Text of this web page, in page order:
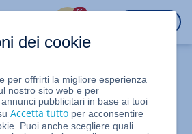
%
e il fuso orario su
dei cookie
per offrirti la migliore esperienza
nostro sito web e per
pubblicitari in base ai tuoi
Accetta tutto per acconsentire
Puoi anche scegliere quali